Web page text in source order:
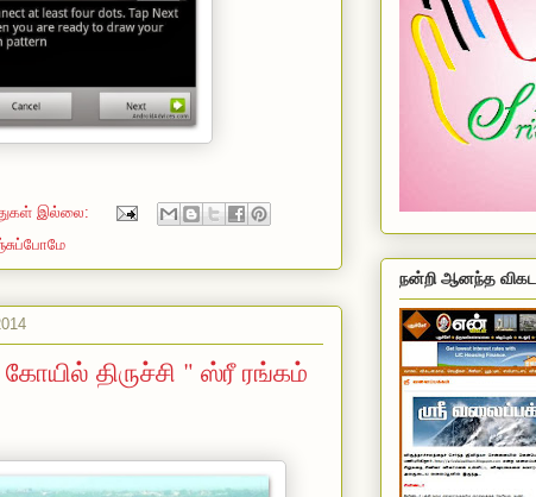
இல்லை:
திருச்சி " ஸ்ரீ ரங்கம்
நன்றி ஆனந்த